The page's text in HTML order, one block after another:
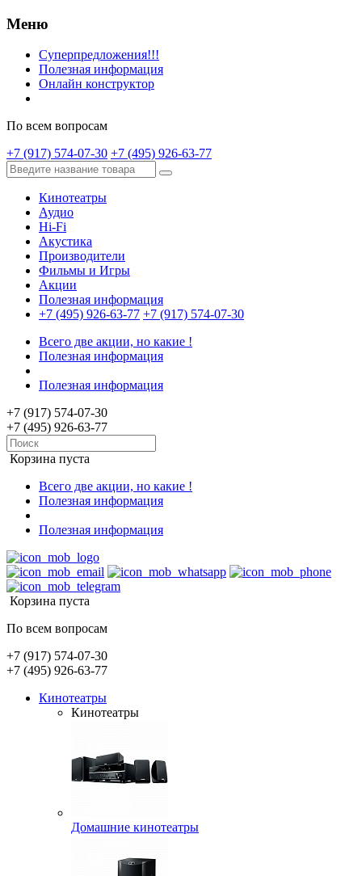
Меню
Суперпредложения!!!
Полезная информация
Онлайн конструктор
По всем вопросам
+7 (917) 574-07-30 +7 (495) 926-63-77
Кинотеатры
Аудио
Hi-Fi
Акустика
Производители
Фильмы и Игры
Акции
Полезная информация
+7 (495) 926-63-77 +7 (917) 574-07-30
Всего две акции, но какие !
Полезная информация
Полезная информация
+7 (917) 574-07-30
+7 (495) 926-63-77
Корзина пуста
Всего две акции, но какие !
Полезная информация
Полезная информация
Корзина пуста
По всем вопросам
+7 (917) 574-07-30
+7 (495) 926-63-77
Кинотеатры
Кинотеатры
Домашние кинотеатры